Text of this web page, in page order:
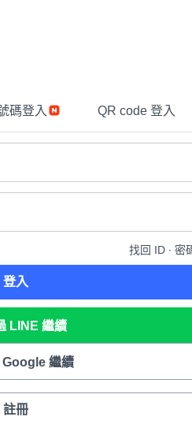
碼登入 QR code 登入
找回 ID ∙ 密
登入
LINE 繼續
Google 繼續
註冊